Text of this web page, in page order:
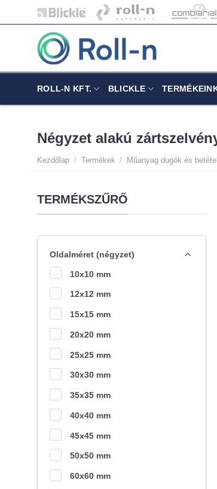
to
ROLL-N KFT. BLICKLE
Négyzet alakú
Kezdőlap / Termékek / Műanyag dugók és
TERMÉKSZŰRŐ
Oldalméret (négyzet)
10x10 mm
12x12 mm
15x15 mm
20x20 mm
25x25 mm
30x30 mm
35x35 mm
40x40 mm
45x45 mm
50x50 mm
60x60 mm